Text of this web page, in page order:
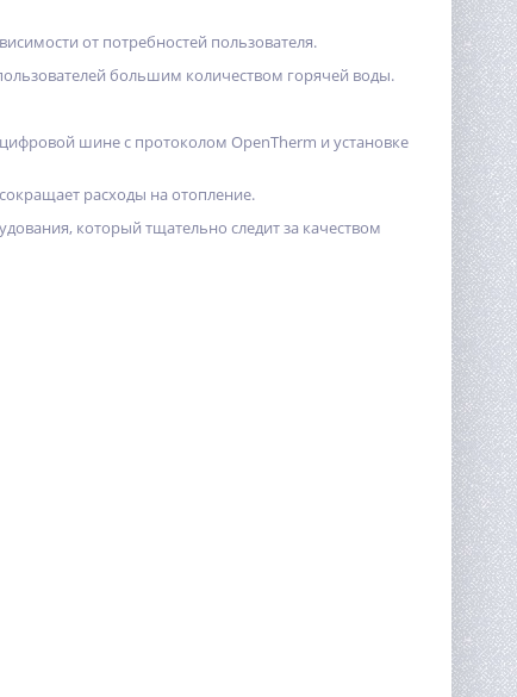
от потребностей пользователя.
большим количеством горячей воды.
шине с протоколом OpenTherm и установке
расходы на отопление.
который тщательно следит за качеством